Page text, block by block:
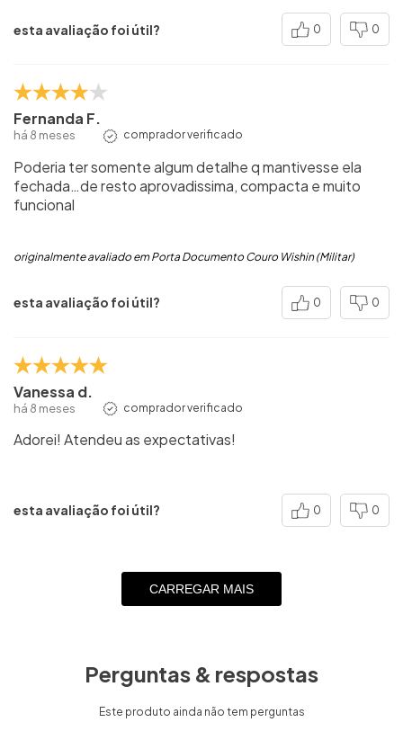
esta avaliação foi útil? 0 0
Fernanda F.
há 8 meses comprador verificado
Poderia ter somente algum detalhe q mantivesse ela
fechada…de resto aprovadissima, compacta e muito
funcional
originalmente avaliado em Porta Documento Couro Wishin (Militar)
esta avaliação foi útil? 0 0
Vanessa d.
há 8 meses comprador verificado
Adorei! Atendeu as expectativas!
esta avaliação foi útil? 0 0
CARREGAR MAIS
Perguntas & respostas
Este produto ainda não tem perguntas